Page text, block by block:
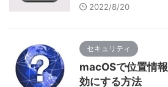
2022/8/20
セキュリティ
macOSで位置情
効にする方法